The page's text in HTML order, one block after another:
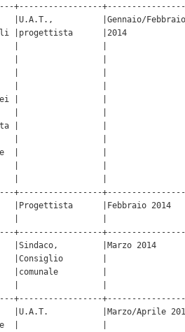
+-----------------
|U.A.T.,          |Gennaio/
|progettista      |2014
|                 |
|                 |
|                 |
|                 |
dei |                 |
in   |                 |
|                 |
|                 |
|                 |
|                 |
|                 |
+-----------------
|Progettista      |Febbraio 2014
|                 |
+-----------------
|Sindaco,         |Marzo 2014
|Consiglio        |
|comunale         |
|                 |
+-----------------
|U.A.T.           |Marzo/Aprile
|                 |